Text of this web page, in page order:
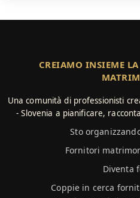
CREIAMO INSIEME
Una comunità di professionisti
- Slovenia a pianificare,
Sto
Fornitori
Diventa
Coppie in cerca